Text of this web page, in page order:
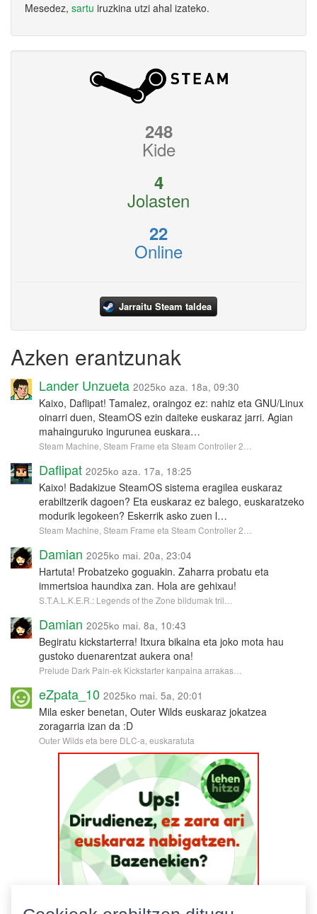
Mesedez, sartu iruzkina utzi ahal izateko.
248
Kide
4
Jolasten
22
Online
Jarraitu Steam taldea
Azken erantzunak
Lander Unzueta 2025ko aza. 18a, 09:30
Kaixo, Daflipat! Tamalez, oraingoz ez: nahiz eta GNU/Linux
oinarri duen, SteamOS ezin daiteke euskaraz jarri. Agian
mahainguruko ingurunea euskara…
Steam Machine, Steam Frame eta Steam Controller 2…
Daflipat 2025ko aza. 17a, 18:25
Kaixo! Badakizue SteamOS sistema eragilea euskaraz
erabiltzerik dagoen? Eta euskaraz ez balego, euskaratzeko
modurik legokeen? Eskerrik asko zuen l…
Steam Machine, Steam Frame eta Steam Controller 2…
Damian 2025ko mai. 20a, 23:04
Hartuta! Probatzeko goguakin. Zaharra probatu eta
immertsioa haundixa zan. Hola are gehixau!
S.T.A.L.K.E.R.: Legends of the Zone bildumak tril…
Damian 2025ko mai. 8a, 10:43
Begiratu kickstarterra! Itxura bikaina eta joko mota hau
gustoko duenarentzat aukera ona!
Prelude Dark Pain-ek Kickstarter kanpaina arrakas…
eZpata_10 2025ko mai. 5a, 20:01
Mila esker benetan, Outer Wilds euskaraz jokatzea
zoragarria izan da :D
Outer Wilds eta bere DLC-a, euskaratuta